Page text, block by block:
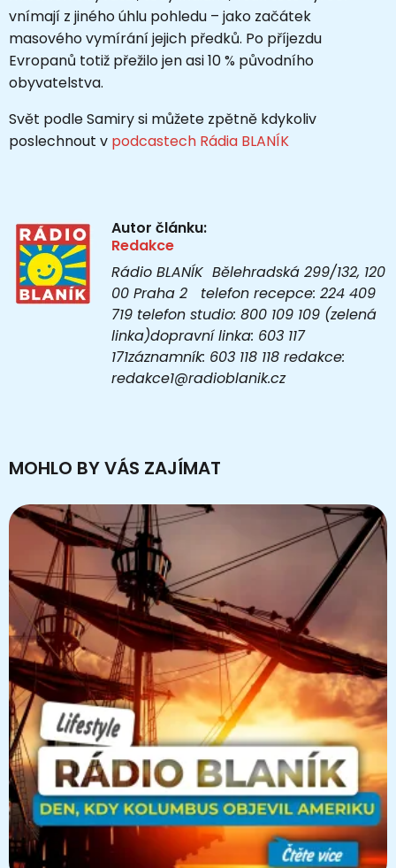
vnímají z jiného úhlu pohledu – jako začátek
masového vymírání jejich předků. Po příjezdu
Evropanů totiž přežilo jen asi 10 % původního
obyvatelstva.
Svět podle Samiry si můžete zpětně kdykoliv
poslechnout v podcastech Rádia BLANÍK
Autor článku:
Redakce
Rádio BLANÍK Bělehradská 299/132, 120
00 Praha 2 telefon recepce: 224 409
719 telefon studio: 800 109 109 (zelená
linka)dopravní linka: 603 117
171záznamník: 603 118 118 redakce:
redakce1@radioblanik.cz
MOHLO BY VÁS ZAJÍMAT